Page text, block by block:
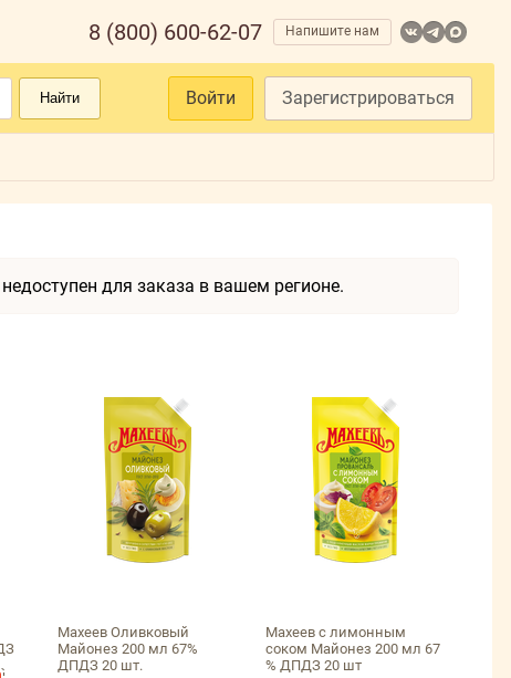
8 (800) 600-62-07 Напишите нам
Найти Войти Зарегистрироваться
для заказа в вашем регионе.
Махеев Оливковый
Майонез 200 мл 67%
ДПДЗ 20 шт.
Махеев с лимонным
соком Майонез 200 мл 67
% ДПДЗ 20 шт